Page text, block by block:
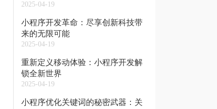
2025-04-19
小程序开发革命：尽享创新科技带
来的无限可能
2025-04-19
重新定义移动体验：小程序开发解
锁全新世界
2025-04-19
小程序优化关键词的秘密武器：关